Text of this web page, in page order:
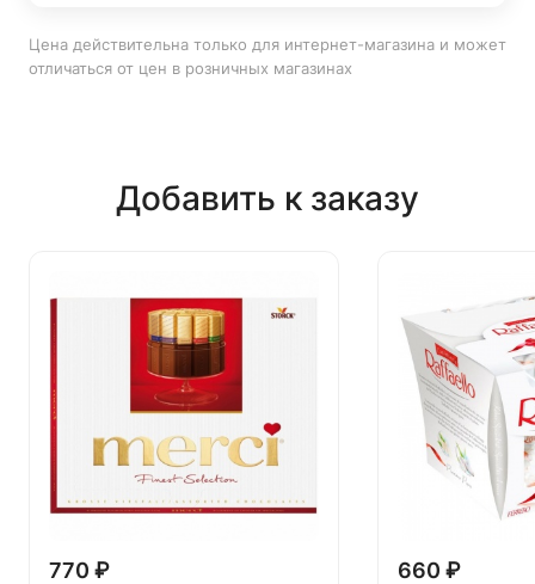
Цена действительна только для интернет-магазина и может
отличаться от цен в розничных магазинах
Добавить к заказу
770 ₽ 660 ₽